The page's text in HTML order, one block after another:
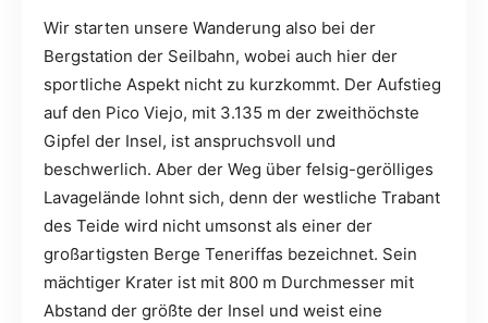
Wir starten unsere Wanderung also bei der
Bergstation der Seilbahn, wobei auch hier der
sportliche Aspekt nicht zu kurzkommt. Der Aufstieg
auf den Pico Viejo, mit 3.135 m der zweithöchste
Gipfel der Insel, ist anspruchsvoll und
beschwerlich. Aber der Weg über felsig-gerölliges
Lavagelände lohnt sich, denn der westliche Trabant
des Teide wird nicht umsonst als einer der
großartigsten Berge Teneriffas bezeichnet. Sein
mächtiger Krater ist mit 800 m Durchmesser mit
Abstand der größte der Insel und weist eine